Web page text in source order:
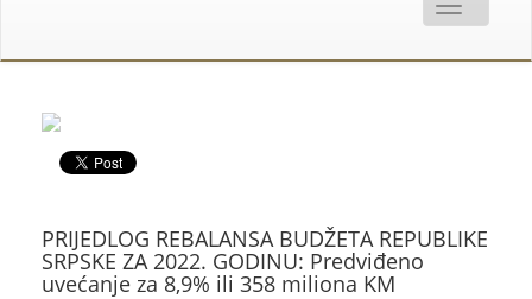
PRIJEDLOG REBALANSA BUDŽETA REPUBLIKE
SRPSKE ZA 2022. GODINU: Predviđeno
uvećanje za 8,9% ili 358 miliona KM